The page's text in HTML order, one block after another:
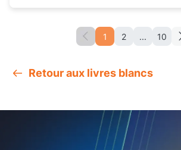
1 2 ... 10
Retour aux livres blancs